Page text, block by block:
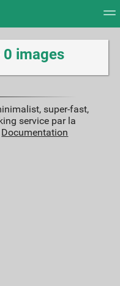
Quotidien Flux
images
super-fast,
service par la
Documentation